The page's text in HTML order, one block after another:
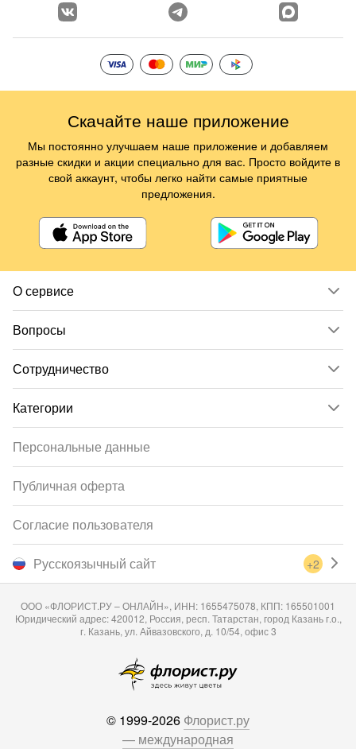
О сервисе
Вопросы
Сотрудничество
Категории
Русскоязычный сайт +2
Персональные данные
Публичная оферта
Согласие пользователя
ООО «ФЛОРИСТ.РУ – ОНЛАЙН», ИНН: 1655475078, КПП: 165501001
Юридический адрес: 420012, Россия, респ. Татарстан, город Казань г.о.,
г. Казань, ул. Айвазовского, д. 10/54, офис 3
© 1999-2026 Флорист.ру
— международная
Скачайте наше приложение
Мы постоянно улучшаем наше приложение и добавляем
разные скидки и акции специально для вас. Просто войдите в
свой аккаунт, чтобы легко найти самые приятные
предложения.